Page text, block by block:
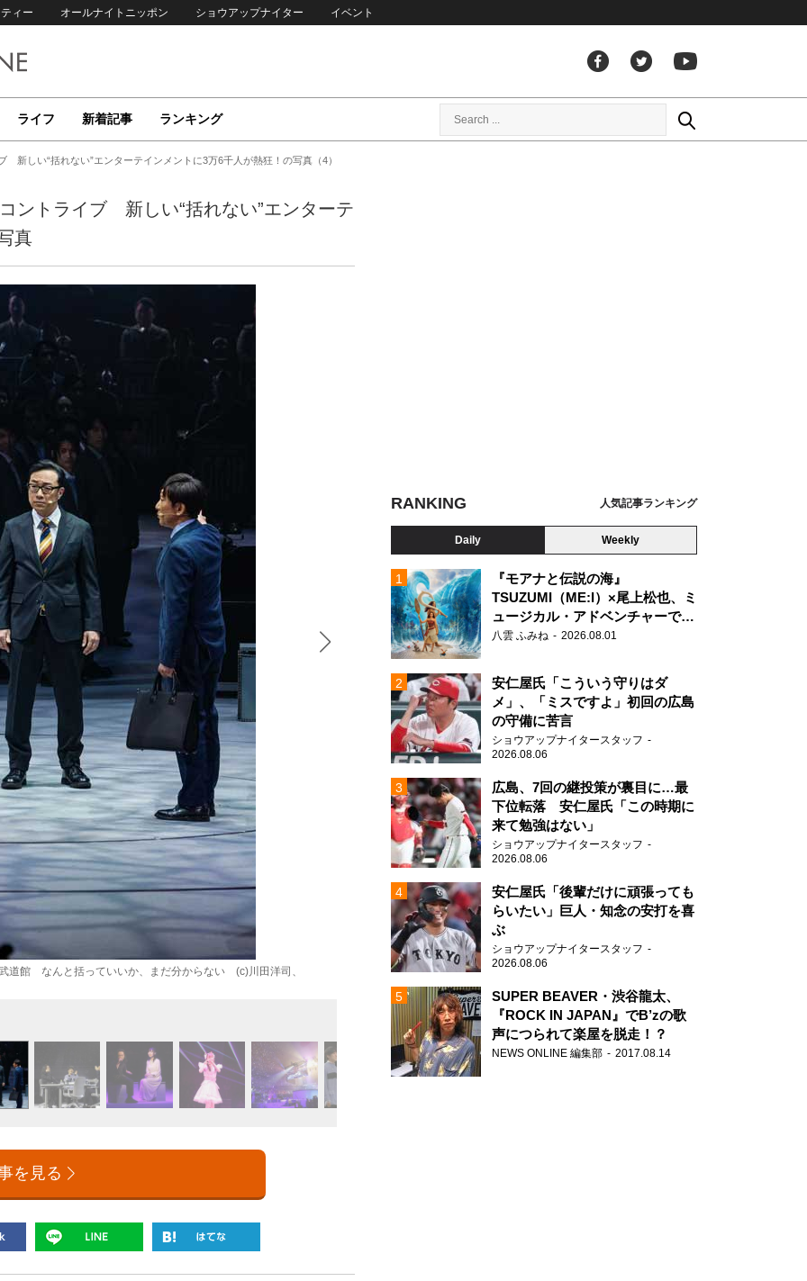
ィー オールナイトニッポン ショウアップナイター イベント
ライフ 新着記事 ランキング
新しい“括れない”エンターテインメントに3万6千人が熱狂！の写真（4）
ントライブ 新しい“括れない”エンターテ
真
道館 なんと括っていいか、まだ分からない (c)川田洋司、
東京03 FROLIC A HORIC feat. Creepy Nuts in日本武道館 なんと括っていいか、まだ分
加藤千絵
を見る
RANKING 人気記事ランキング
Daily Weekly
『モアナと伝説の海』
TSUZUMI（ME:I）×尾上松也、ミ
ュージカル・アドベンチャーで美
声を響かせる
八雲 ふみね 2026.08.01
安仁屋氏「こういう守りはダ
メ」、「ミスですよ」初回の広島
の守備に苦言
ショウアップナイタースタッフ
2026.08.06
広島、7回の継投策が裏目に…最
下位転落 安仁屋氏「この時期に
来て勉強はない」
ショウアップナイタースタッフ
2026.08.06
安仁屋氏「後輩だけに頑張っても
らいたい」巨人・知念の安打を喜
ぶ
ショウアップナイタースタッフ
2026.08.06
SUPER BEAVER・渋谷龍太、
『ROCK IN JAPAN』でB’zの歌
声につられて楽屋を脱走！？
NEWS ONLINE 編集部 2017.08.14